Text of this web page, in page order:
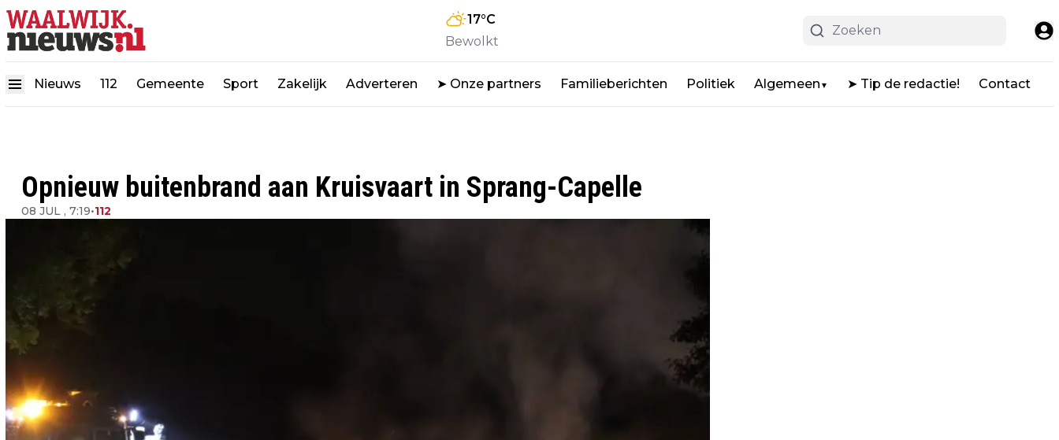
17°C
Bewolkt
Nieuws 112 Gemeente Sport Zakelijk Adverteren ➤ Onze partners Familieberichten Politiek Algemeen ▼ ➤ Tip de redactie! Contact
Opnieuw buitenbrand aan Kruisvaart in Sprang-Capelle
08 JUL , 7:19•112